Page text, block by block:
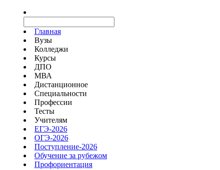
Главная
Вузы
Колледжи
Курсы
ДПО
МВА
Дистанционное
Специальности
Профессии
Тесты
Учителям
ЕГЭ-2026
ОГЭ-2026
Поступление-2026
Обучение за рубежом
Профориентация